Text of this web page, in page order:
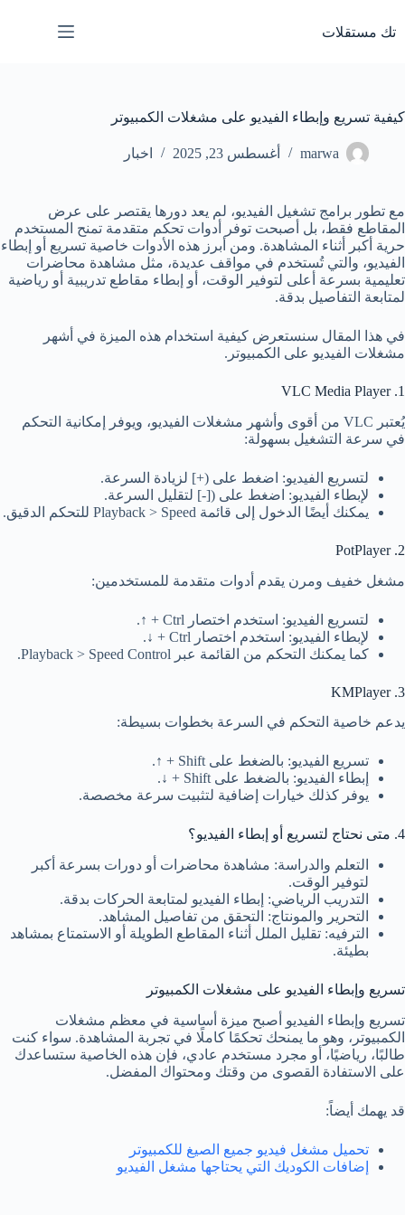
إلى
المحتوى
تك مستقلات
كيفية تسريع وإبطاء الفيديو على مشغلات الكمبيوتر
marwa أغسطس 23, 2025 اخبار
مع تطور برامج تشغيل الفيديو، لم يعد دورها يقتصر على عرض
المقاطع فقط، بل أصبحت توفر أدوات تحكم متقدمة تمنح المستخدم
حرية أكبر أثناء المشاهدة. ومن أبرز هذه الأدوات خاصية تسريع أو إبطاء
الفيديو، والتي تُستخدم في مواقف عديدة، مثل مشاهدة محاضرات
تعليمية بسرعة أعلى لتوفير الوقت، أو إبطاء مقاطع تدريبية أو رياضية
لمتابعة التفاصيل بدقة.
في هذا المقال سنستعرض كيفية استخدام هذه الميزة في أشهر
مشغلات الفيديو على الكمبيوتر.
1. VLC Media Player
يُعتبر VLC من أقوى وأشهر مشغلات الفيديو، ويوفر إمكانية التحكم
في سرعة التشغيل بسهولة:
لتسريع الفيديو: اضغط على (+] لزيادة السرعة.
لإبطاء الفيديو: اضغط على ([-] لتقليل السرعة.
يمكنك أيضًا الدخول إلى قائمة Playback > Speed للتحكم الدقيق.
2. PotPlayer
مشغل خفيف ومرن يقدم أدوات متقدمة للمستخدمين:
لتسريع الفيديو: استخدم اختصار Ctrl + ↑.
لإبطاء الفيديو: استخدم اختصار Ctrl + ↓.
كما يمكنك التحكم من القائمة عبر Playback > Speed Control.
3. KMPlayer
يدعم خاصية التحكم في السرعة بخطوات بسيطة:
تسريع الفيديو: بالضغط على Shift + ↑.
إبطاء الفيديو: بالضغط على Shift + ↓.
يوفر كذلك خيارات إضافية لتثبيت سرعة مخصصة.
4. متى نحتاج لتسريع أو إبطاء الفيديو؟
التعلم والدراسة: مشاهدة محاضرات أو دورات بسرعة أكبر
لتوفير الوقت.
التدريب الرياضي: إبطاء الفيديو لمتابعة الحركات بدقة.
التحرير والمونتاج: التحقق من تفاصيل المشاهد.
الترفيه: تقليل الملل أثناء المقاطع الطويلة أو الاستمتاع بمشاهد
بطيئة.
تسريع وإبطاء الفيديو على مشغلات الكمبيوتر
تسريع وإبطاء الفيديو أصبح ميزة أساسية في معظم مشغلات
الكمبيوتر، وهو ما يمنحك تحكمًا كاملًا في تجربة المشاهدة. سواء كنت
طالبًا، رياضيًا، أو مجرد مستخدم عادي، فإن هذه الخاصية ستساعدك
على الاستفادة القصوى من وقتك ومحتواك المفضل.
قد يهمك أيضاً:
تحميل مشغل فيديو جميع الصيغ للكمبيوتر
إضافات الكوديك التي يحتاجها مشغل الفيديو